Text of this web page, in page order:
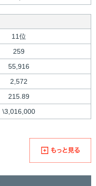
11位
259
55,916
2,572
215.89
\3,016,000